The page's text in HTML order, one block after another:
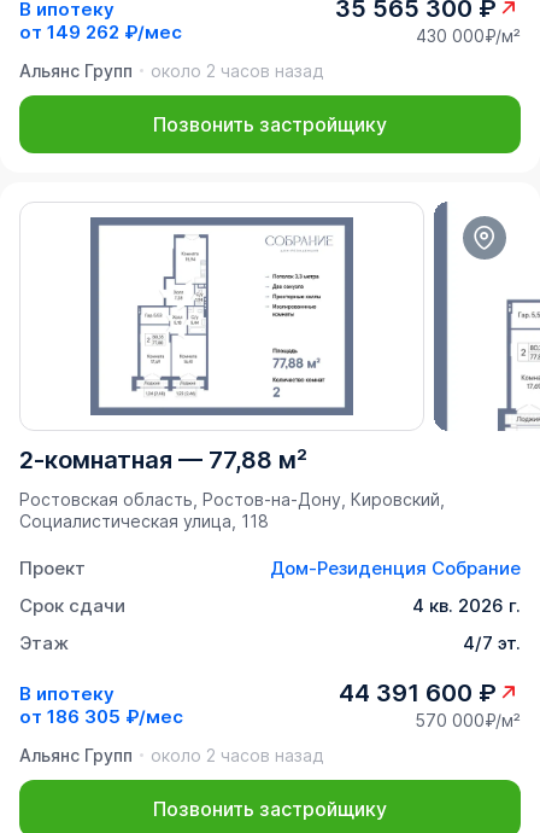
В ипотеку
от 149 262 ₽/мес
35 565 300 ₽
430 000₽/м²
Альянс Групп
около 2 часов назад
Позвонить застройщику
2-комнатная — 77,88 м²
Ростовская область, Ростов-на-Дону, Кировский,
Социалистическая улица, 118
Проект
Дом-Резиденция Собрание
Срок сдачи
4 кв. 2026 г.
Этаж
4/7 эт.
В ипотеку
от 186 305 ₽/мес
44 391 600 ₽
570 000₽/м²
Альянс Групп
около 2 часов назад
Позвонить застройщику